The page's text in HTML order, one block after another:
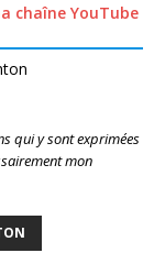
chaîne YouTube
qui y sont exprimées
mon